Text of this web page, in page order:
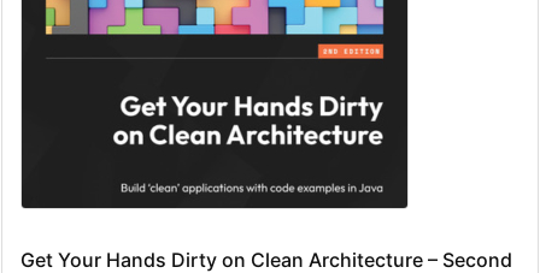
Get Your Hands Dirty on Clean Architecture – Second